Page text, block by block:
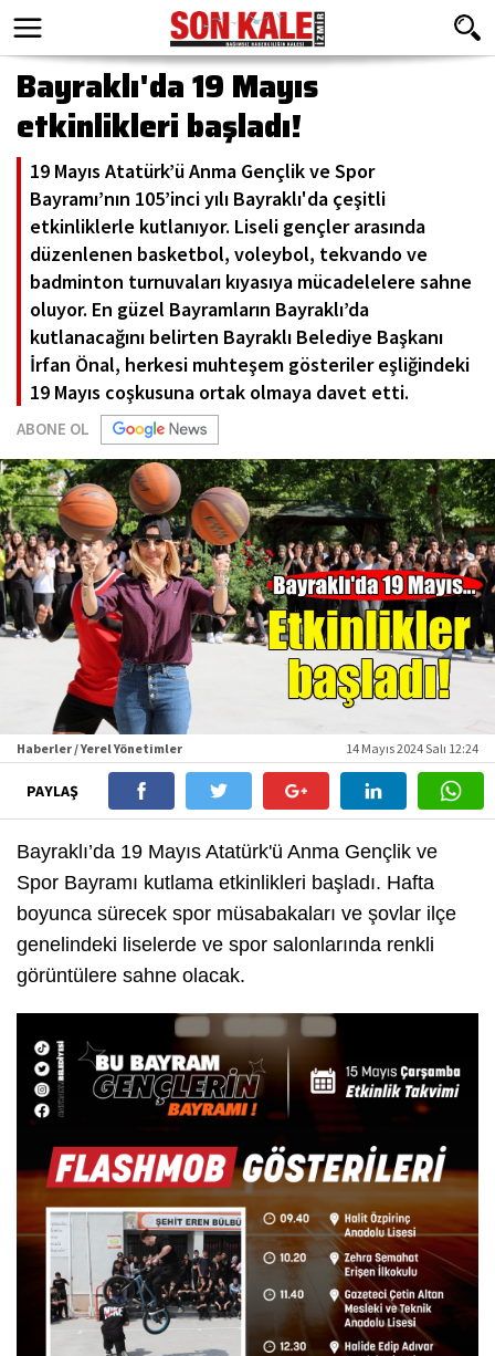
Bayraklı'da 19 Mayıs
etkinlikleri başladı!
19 Mayıs Atatürk’ü Anma Gençlik ve Spor
Bayramı’nın 105’inci yılı Bayraklı'da çeşitli
etkinliklerle kutlanıyor. Liseli gençler arasında
düzenlenen basketbol, voleybol, tekvando ve
badminton turnuvaları kıyasıya mücadelelere sahne
oluyor. En güzel Bayramların Bayraklı’da
kutlanacağını belirten Bayraklı Belediye Başkanı
İrfan Önal, herkesi muhteşem gösteriler eşliğindeki
19 Mayıs coşkusuna ortak olmaya davet etti.
ABONE OL
Haberler / Yerel Yönetimler 14 Mayıs 2024 Salı 12:24
PAYLAŞ
Bayraklı’da 19 Mayıs Atatürk'ü Anma Gençlik ve
Spor Bayramı kutlama etkinlikleri başladı. Hafta
boyunca sürecek spor müsabakaları ve şovlar ilçe
genelindeki liselerde ve spor salonlarında renkli
görüntülere sahne olacak.